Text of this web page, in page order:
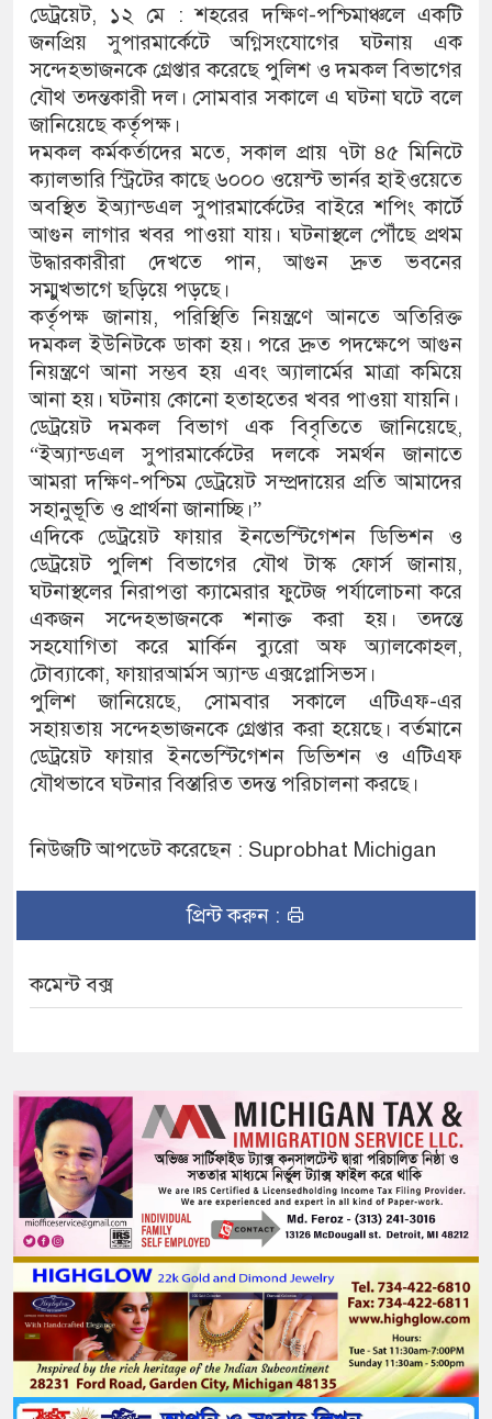
ডেট্রয়েট, ১২ মে : শহরের দক্ষিণ-পশ্চিমাঞ্চলে একটি
জনপ্রিয় সুপারমার্কেটে অগ্নিসংযোগের ঘটনায় এক
সন্দেহভাজনকে গ্রেপ্তার করেছে পুলিশ ও দমকল বিভাগের
যৌথ তদন্তকারী দল। সোমবার সকালে এ ঘটনা ঘটে বলে
জানিয়েছে কর্তৃপক্ষ।
দমকল কর্মকর্তাদের মতে, সকাল প্রায় ৭টা ৪৫ মিনিটে
ক্যালভারি স্ট্রিটের কাছে ৬০০০ ওয়েস্ট ভার্নর হাইওয়েতে
অবস্থিত ইঅ্যান্ডএল সুপারমার্কেটের বাইরে শপিং কার্টে
আগুন লাগার খবর পাওয়া যায়। ঘটনাস্থলে পৌঁছে প্রথম
উদ্ধারকারীরা দেখতে পান, আগুন দ্রুত ভবনের
সম্মুখভাগে ছড়িয়ে পড়ছে।
কর্তৃপক্ষ জানায়, পরিস্থিতি নিয়ন্ত্রণে আনতে অতিরিক্ত
দমকল ইউনিটকে ডাকা হয়। পরে দ্রুত পদক্ষেপে আগুন
নিয়ন্ত্রণে আনা সম্ভব হয় এবং অ্যালার্মের মাত্রা কমিয়ে
আনা হয়। ঘটনায় কোনো হতাহতের খবর পাওয়া যায়নি।
ডেট্রয়েট দমকল বিভাগ এক বিবৃতিতে জানিয়েছে,
“ইঅ্যান্ডএল সুপারমার্কেটের দলকে সমর্থন জানাতে
আমরা দক্ষিণ-পশ্চিম ডেট্রয়েট সম্প্রদায়ের প্রতি আমাদের
সহানুভূতি ও প্রার্থনা জানাচ্ছি।”
এদিকে ডেট্রয়েট ফায়ার ইনভেস্টিগেশন ডিভিশন ও
ডেট্রয়েট পুলিশ বিভাগের যৌথ টাস্ক ফোর্স জানায়,
ঘটনাস্থলের নিরাপত্তা ক্যামেরার ফুটেজ পর্যালোচনা করে
একজন সন্দেহভাজনকে শনাক্ত করা হয়। তদন্তে
সহযোগিতা করে মার্কিন ব্যুরো অফ অ্যালকোহল,
টোব্যাকো, ফায়ারআর্মস অ্যান্ড এক্সপ্লোসিভস।
পুলিশ জানিয়েছে, সোমবার সকালে এটিএফ-এর
সহায়তায় সন্দেহভাজনকে গ্রেপ্তার করা হয়েছে। বর্তমানে
ডেট্রয়েট ফায়ার ইনভেস্টিগেশন ডিভিশন ও এটিএফ
যৌথভাবে ঘটনার বিস্তারিত তদন্ত পরিচালনা করছে।
নিউজটি আপডেট করেছেন : Suprobhat Michigan
প্রিন্ট করুন :
কমেন্ট বক্স